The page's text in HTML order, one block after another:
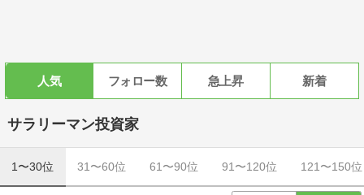
人気 フォロー数 急上昇 新着
サラリーマン投資家
1〜30位 31〜60位 61〜90位 91〜120位 121〜150位